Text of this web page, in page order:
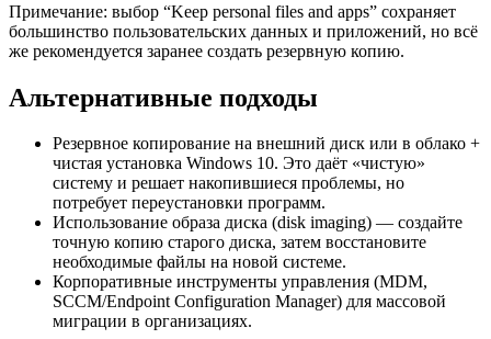
Примечание: выбор “Keep personal files and apps” сохраняет
большинство пользовательских данных и приложений, но всё
же рекомендуется заранее создать резервную копию.
Альтернативные подходы
Резервное копирование на внешний диск или в облако +
чистая установка Windows 10. Это даёт «чистую»
систему и решает накопившиеся проблемы, но
потребует переустановки программ.
Использование образа диска (disk imaging) — создайте
точную копию старого диска, затем восстановите
необходимые файлы на новой системе.
Корпоративные инструменты управления (MDM,
SCCM/Endpoint Configuration Manager) для массовой
миграции в организациях.